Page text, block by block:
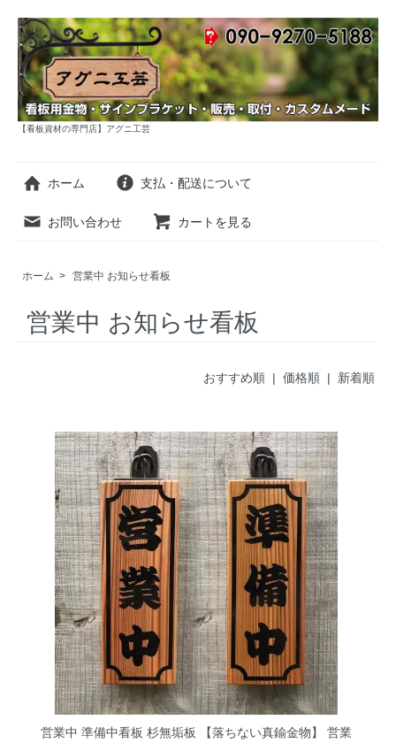
【看板資材の専門店】アグニ工芸
ホーム 支払・配送について
お問い合わせ カートを見る
ホーム > 営業中 お知らせ看板
営業中 お知らせ看板
おすすめ順 | 価格順| 新着順
営業中 準備中看板 杉無垢板 【落ちない真鍮金物】
営業